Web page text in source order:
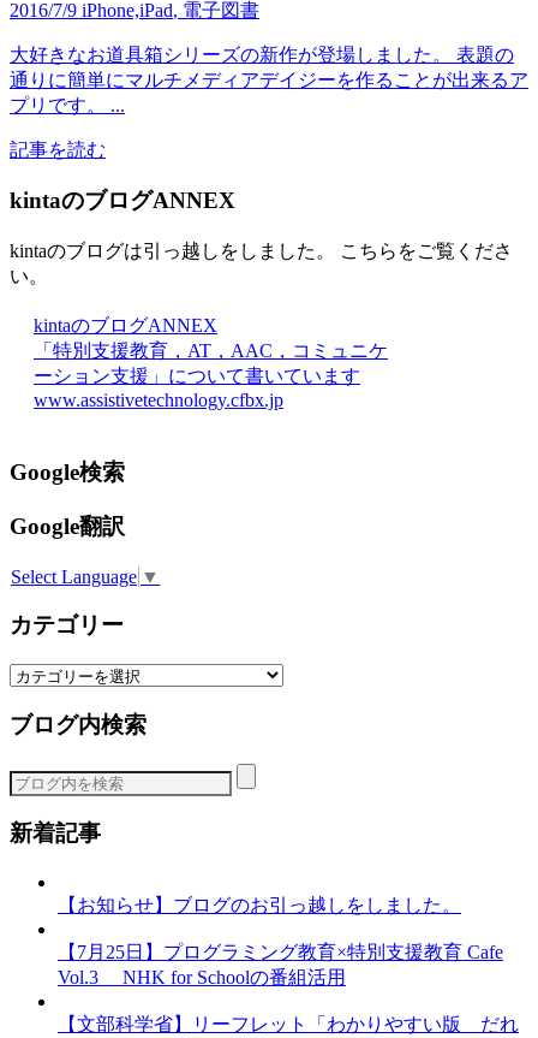
2016/7/9 iPhone,iPad, 電子図書
大好きなお道具箱シリーズの新作が登場しました。 表題の
通りに簡単にマルチメディアデイジーを作ることが出来るア
プリです。 ...
記事を読む
kintaのブログANNEX
kintaのブログは引っ越しをしました。 こちらをご覧くださ
い。
kintaのブログANNEX
「特別支援教育，AT，AAC，コミュニケ
ーション支援」について書いています
www.assistivetechnology.cfbx.jp
Google検索
Google翻訳
Select Language ▼
カテゴリー
カ
ゴ
ー
ブログ内検索
新着記事
【お知らせ】ブログのお引っ越しをしました。
【7月25日】プログラミング教育×特別支援教育 Cafe
Vol.3 NHK for Schoolの番組活用
【文部科学省】リーフレット「わかりやすい版 だれ